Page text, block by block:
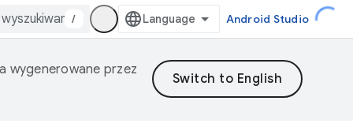
/ Android Studio
wygenerowane przez